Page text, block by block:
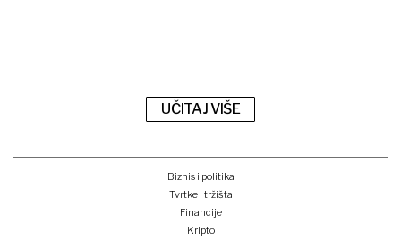
UČITAJ VIŠE
Biznis i politika
Tvrtke i tržišta
Financije
Kripto